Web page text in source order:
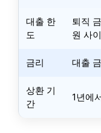
대출 한
도
퇴직
원 사이
금리 대출
상환 기
간
1년에